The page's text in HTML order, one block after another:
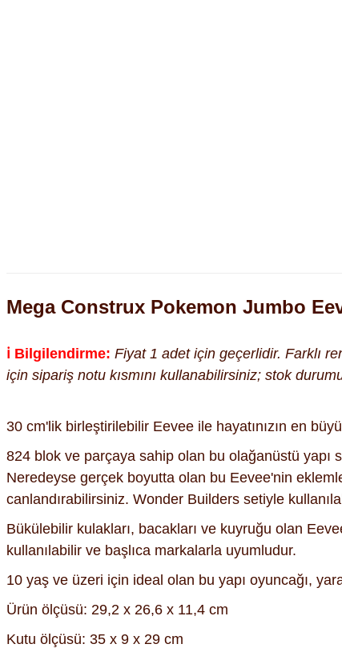
Mega Construx Pokemon Jumbo
ℹ️ Bilgilendirme: Fiyat 1 adet için geçerlidir. Farklı
için sipariş notu kısmını kullanabilirsiniz; stok
30 cm'lik birleştirilebilir Eevee ile hayatınızın en
824 blok ve parçaya sahip olan bu olağanüstü yapı
Neredeyse gerçek boyutta olan bu Eevee'nin
canlandırabilirsiniz. Wonder Builders setiyle
Bükülebilir kulakları, bacakları ve kuyruğu olan
kullanılabilir ve başlıca markalarla uyumludur.
10 yaş ve üzeri için ideal olan bu yapı oyuncağı,
Ürün ölçüsü: 29,2 x 26,6 x 11,4 cm
Kutu ölçüsü: 35 x 9 x 29 cm